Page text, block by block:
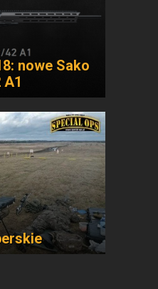
nowe Sako
A1